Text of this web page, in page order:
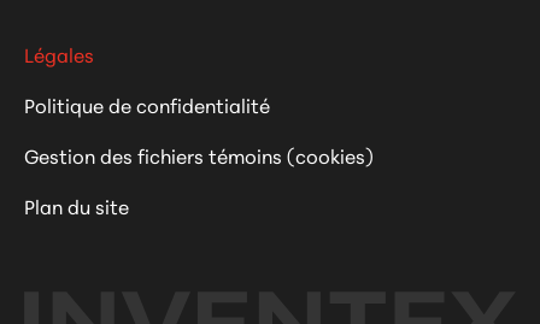
Légales
Politique de confidentialité
Gestion des fichiers témoins (cookies)
Plan du site